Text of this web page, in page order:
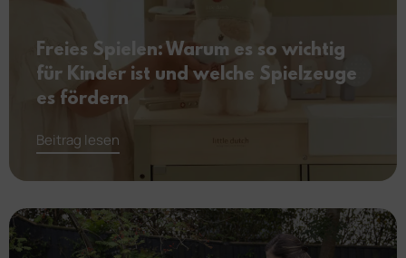
Freies Spielen: Warum es so wichtig
für Kinder ist und welche Spielzeuge
es fördern
Beitrag lesen